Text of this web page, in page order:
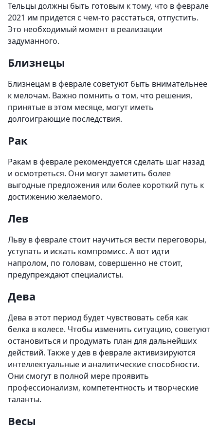
Тельцы должны быть готовым к тому, что в феврале
2021 им придется с чем-то расстаться, отпустить.
Это необходимый момент в реализации
задуманного.
Близнецы
Близнецам в феврале советуют быть внимательнее
к мелочам. Важно помнить о том, что решения,
принятые в этом месяце, могут иметь
долгоиграющие последствия.
Рак
Ракам в феврале рекомендуется сделать шаг назад
и осмотреться. Они могут заметить более
выгодные предложения или более короткий путь к
достижению желаемого.
Лев
Льву в феврале стоит научиться вести переговоры,
уступать и искать компромисс. А вот идти
напролом, по головам, совершенно не стоит,
предупреждают специалисты.
Дева
Дева в этот период будет чувствовать себя как
белка в колесе. Чтобы изменить ситуацию, советуют
остановиться и продумать план для дальнейших
действий. Также у дев в феврале активизируются
интеллектуальные и аналитические способности.
Они смогут в полной мере проявить
профессионализм, компетентность и творческие
таланты.
Весы